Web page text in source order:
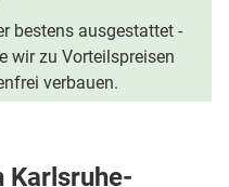
bestens ausgestattet -
wir zu Vorteilspreisen
verbauen.
Karlsruhe-